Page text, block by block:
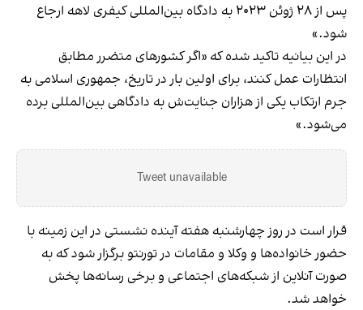
پس از ۲۸ ژوئن ۲۰۲۳ به دادگاه بین‌المللی کیفری لاهه ارجاع
شود.»
در این بیانیه تاکید شده که «اگر کشورهای متضرر مطابق
انتظارات عمل کنند، برای اولین بار در تاریخ، جمهوری اسلامی به
جرم ارتکاب یکی از هزاران جنایت‌ش به دادگاهی بین‌المللی برده
می‌شود.»
Tweet unavailable
قرار است در روز چهارشنبه هفته آینده نشستی در این زمینه با
حضور خانواده‌ها و وکلا و مقامات در تورنتو برگزار ‌شود که به
صورت آنلاین از شبکه‌های اجتماعی و برخی رسانه‌ها پخش
خواهد شد.